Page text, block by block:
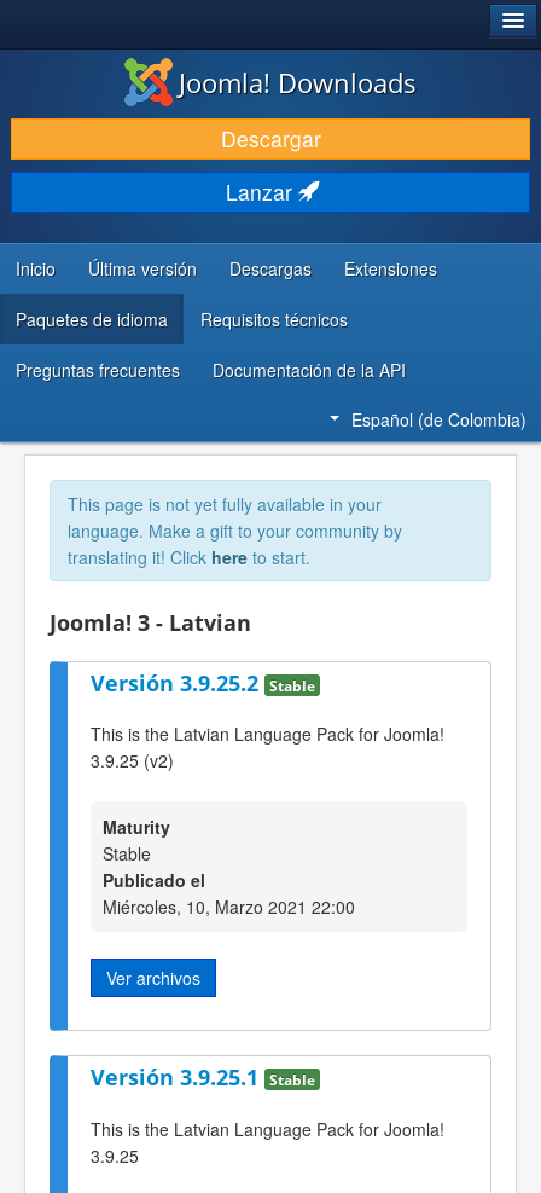
DESCARGAR
DESCUBRE Y APRENDE
COMUNIDAD Y AYUDA
RECURSOS PARA DESARROLLADORES
Joomla! Downloads
Descargar
Lanzar
Inicio Última versión Descargas Extensiones
Paquetes de idioma Requisitos técnicos
Preguntas frecuentes Documentación de la API
Español (de Colombia)
This page is not yet fully available in your
language. Make a gift to your community by
translating it! Click here to start.
Joomla! 3 - Latvian
Versión 3.9.25.2 Stable
This is the Latvian Language Pack for Joomla!
3.9.25 (v2)
Maturity
Stable
Publicado el
Miércoles, 10, Marzo 2021 22:00
Ver archivos
Versión 3.9.25.1 Stable
This is the Latvian Language Pack for Joomla!
3.9.25